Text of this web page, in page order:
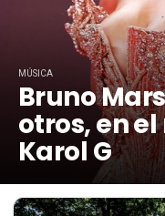
MÚSICA
Bruno
otros, en
Karol G